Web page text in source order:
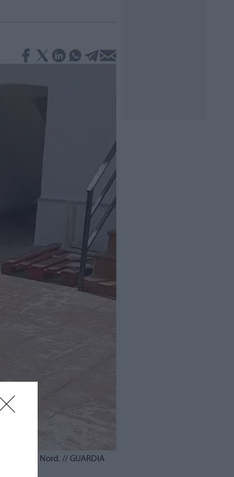
l’Horta Nord. // GUARDIA